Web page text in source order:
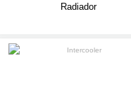
Radiador